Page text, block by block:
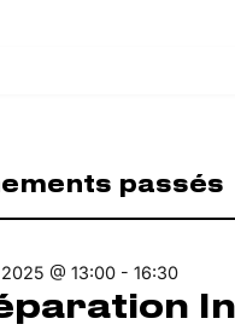
passés
@ 13:00 -16:30